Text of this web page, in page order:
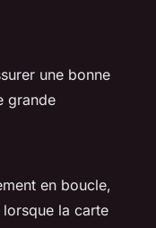
une bonne
grande
en boucle,
la carte